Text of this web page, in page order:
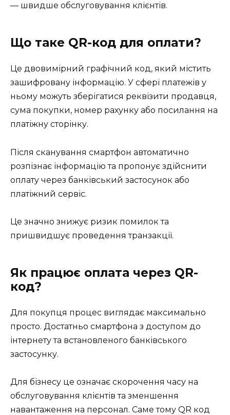
— швидше обслуговування клієнтів.
Що таке QR-код для оплати?
Це двовимірний графічний код, який містить
зашифровану інформацію. У сфері платежів у
ньому можуть зберігатися реквізити продавця,
сума покупки, номер рахунку або посилання на
платіжну сторінку.
Після сканування смартфон автоматично
розпізнає інформацію та пропонує здійснити
оплату через банківський застосунок або
платіжний сервіс.
Це значно знижує ризик помилок та
пришвидшує проведення транзакції.
Як працює оплата через QR-
код?
Для покупця процес виглядає максимально
просто. Достатньо смартфона з доступом до
інтернету та встановленого банківського
застосунку.
Для бізнесу це означає скорочення часу на
обслуговування клієнтів та зменшення
навантаження на персонал. Саме тому QR код